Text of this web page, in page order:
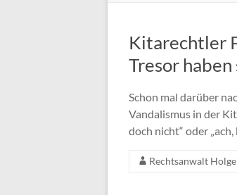
Kitarechtler
Tresor
Schon mal darüber
Vandalismus in der
doch nicht“ oder
Rechtsanwalt